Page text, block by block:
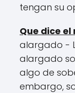
tengan su
Que dice el
alargado -
alargado
algo de
embargo,